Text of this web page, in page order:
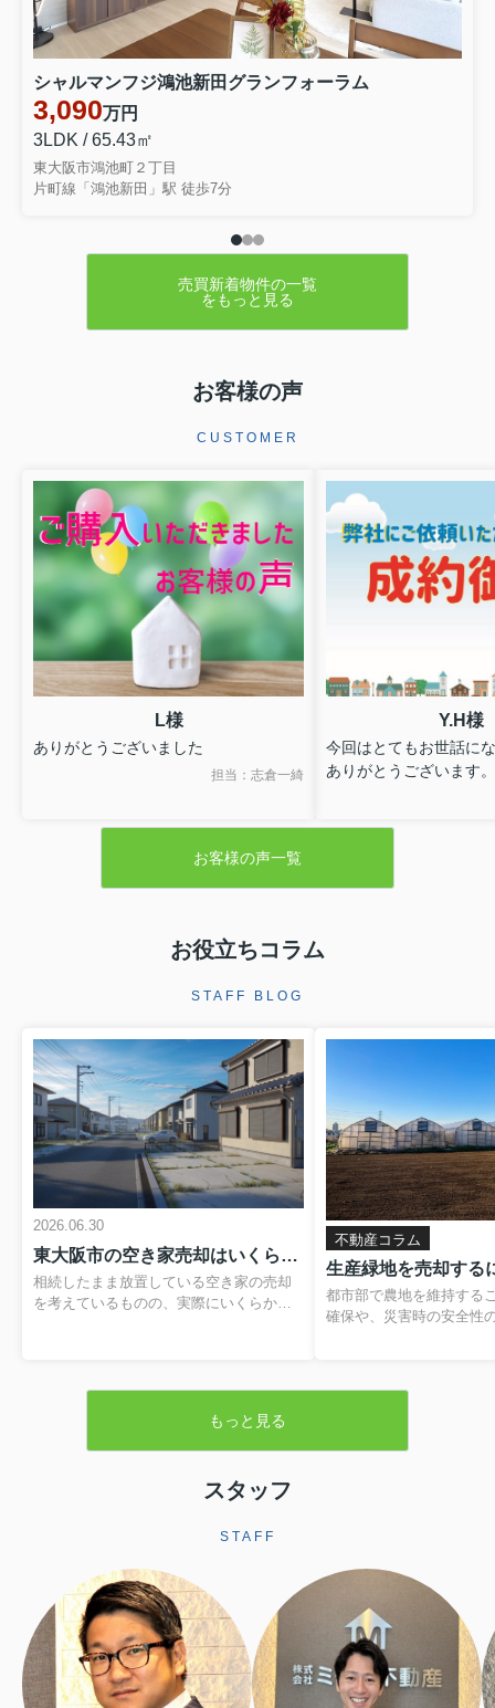
2026.06.28
☆★☆成約御礼☆★☆
東大阪市大蓮南４丁目 中古一戸建を
足いただけるよう引きつづきしっ...
シャルマンフジ鴻池新田グランフォーラム
3,090万円
3LDK / 65.43㎡
東大阪市鴻池町２丁目
片町線「鴻池新田」駅 徒歩7分
売買新着物件の一覧
をもっと見る
お客様の声
CUSTOMER
L様
ありがとうございました
担当：志倉一綺
Y.H様
今回はとてもお世話に
ありがとうございます。
お客様の声一覧
お役立ちコラム
STAFF BLOG
2026.06.30
東大阪市の空き家売却はいくらかかる？費用や税金の内訳と負担を抑える方法
相続したまま放置している空き家の売却
を考えているものの、実際にいくらかか
重なると、最終的に手元に残る金額のイ
譲渡所得税や住民税といった税金、空き
家の譲渡所得の3,000万円特別控除といっ
ておくことが大切です。この記事では、
やすい費用や税金の基本から、解体費補
法まで、順を追って分かりやすく解説し
ます。読み進めていただくことで、おお
よその手取り額の考...
不動産コラム
都市部で農地を維持する
確保や、災害時の安全性
ことで、農業以外の用途
されますが、その一方で
地並みの評価となり、税
ます。また、相続税に...
もっと見る
スタッフ
STAFF